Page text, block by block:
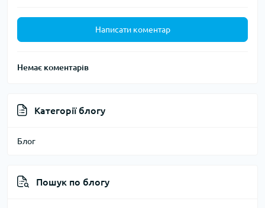
Написати коментар
Немає коментарів
Категорії блогу
Блог
Пошук по блогу